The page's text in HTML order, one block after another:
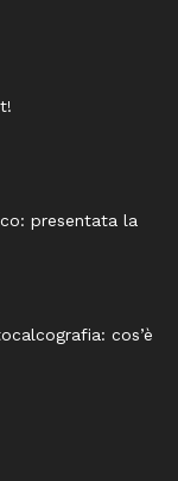
presentata la
cos’è